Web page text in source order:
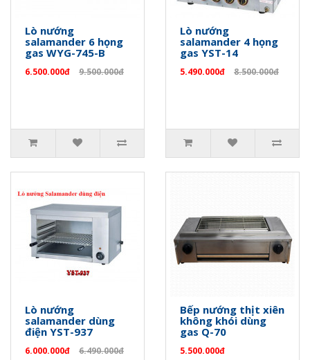
Lò nướng
salamander 6 họng
gas WYG-745-B
6.500.000đ 9.500.000đ
Lò nướng
salamander 4 họng
gas YST-14
5.490.000đ 8.500.000đ
Lò nướng
salamander dùng
điện YST-937
6.000.000đ 6.490.000đ
Bếp nướng thịt xiên
không khói dùng
gas Q-70
5.500.000đ